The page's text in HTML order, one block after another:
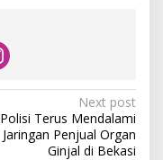
Next post
Polisi Terus Mendalami
Jaringan Penjual Organ
Ginjal di Bekasi